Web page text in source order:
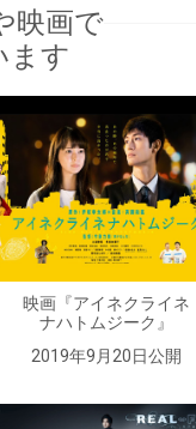
映画で
ます
映画『アイネクライネ
ナハトムジーク』
2019年9月20日公開